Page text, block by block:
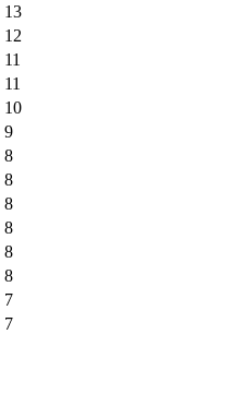
13
12
11
11
10
9
8
8
8
8
8
8
7
7